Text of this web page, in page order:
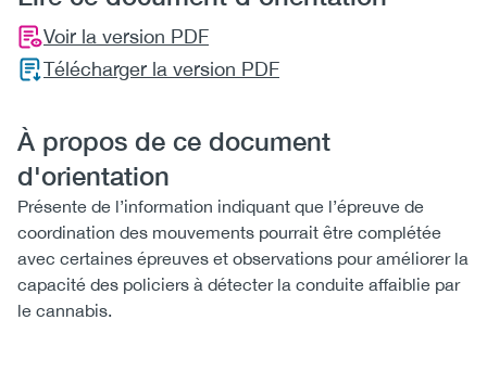
Voir la version PDF
Télécharger la version PDF
À propos de ce document
d'orientation
Présente de l’information indiquant que l’épreuve de
coordination des mouvements pourrait être complétée
avec certaines épreuves et observations pour améliorer la
capacité des policiers à détecter la conduite affaiblie par
le cannabis.